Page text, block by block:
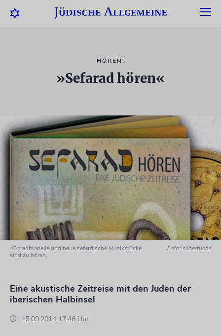
HÖREN!
»Sefarad hören«
40 traditionelle und neue sefardische Musikstücke
sind zu hören.
Foto: silberfuchs
Eine akustische Zeitreise mit den Juden der
iberischen Halbinsel
15.09.2014 17:46 Uhr